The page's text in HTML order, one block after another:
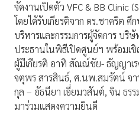
จัดงานเปิดตัว VFC & BB Clinic
โดยได้รับเกียรติจาก ดร.ชาคริต
บริหารและกรรมการผู้จัดการ บริ
ประธานในพิธีเปิดศูนย์ฯ พร้อมเ
ผู้มีเกียรติ อาทิ สัณณ์ชัย- ธัญญาเ
จตุพร สารสินธ์, ศ.นพ.สมรัตน์ จ
กุล – อัธนียา เอี่ยมวสันต์, จิน ธ
มาร่วมแสดงความยินดี